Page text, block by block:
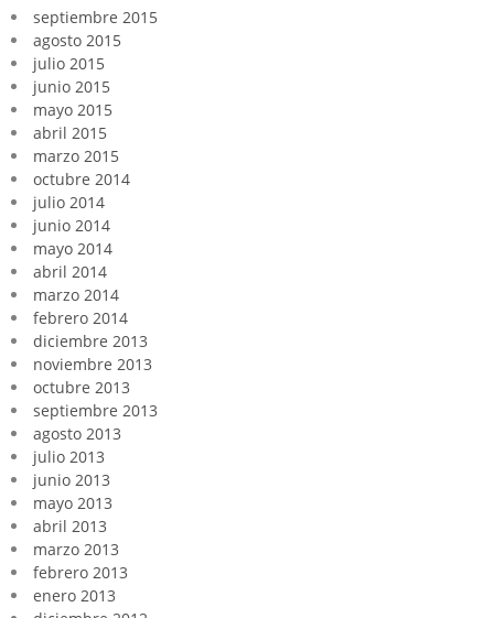
septiembre 2015
agosto 2015
julio 2015
junio 2015
mayo 2015
abril 2015
marzo 2015
octubre 2014
julio 2014
junio 2014
mayo 2014
abril 2014
marzo 2014
febrero 2014
diciembre 2013
noviembre 2013
octubre 2013
septiembre 2013
agosto 2013
julio 2013
junio 2013
mayo 2013
abril 2013
marzo 2013
febrero 2013
enero 2013